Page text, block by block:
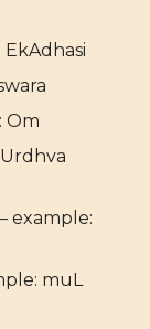
EkAdhasi
Om
example:
muL